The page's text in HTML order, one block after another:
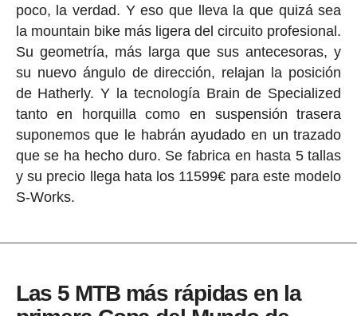
poco, la verdad. Y eso que lleva la que quizá sea
la mountain bike más ligera del circuito profesional.
Su geometría, más larga que sus antecesoras, y
su nuevo ángulo de dirección, relajan la posición
de Hatherly. Y la tecnología Brain de Specialized
tanto en horquilla como en suspensión trasera
suponemos que le habrán ayudado en un trazado
que se ha hecho duro. Se fabrica en hasta 5 tallas
y su precio llega hata los 11599€ para este modelo
S-Works.
Las 5 MTB más rápidas en la